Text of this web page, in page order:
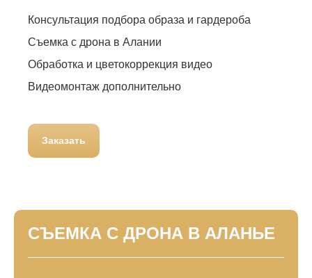
Консультация подбора образа и гардероба
Съемка с дрона в Алании
Обработка и цветокоррекция видео
Видеомонтаж дополнительно
Заказать
СЪЕМКА С ДРОНА В АЛАНЬЕ